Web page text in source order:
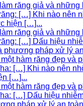
răng giả và những
[…] Khi nào nên
hiện […]...
răng giả và những
[…] Dấu hiệu
phương pháp xử lý
hàm răng đẹp và
[…] Khi nào nên
[…]...
hàm răng đẹp và
[…] Dấu hiệu
pháp xử lý an